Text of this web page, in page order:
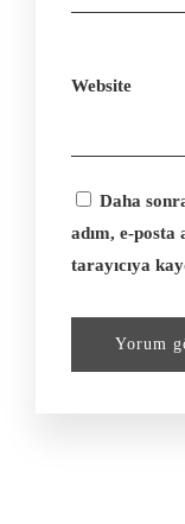
Website
Daha
adım, e-
tarayıcıya